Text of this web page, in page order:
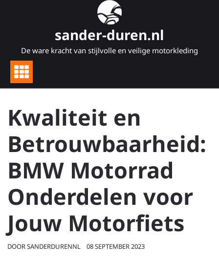
sander-duren.nl
De ware kracht van stijlvolle en veilige motorkleding
Kwaliteit en
Betrouwbaarheid:
BMW Motorrad
Onderdelen voor
Jouw Motorfiets
DOORSANDERDURENNL 08 SEPTEMBER 2023